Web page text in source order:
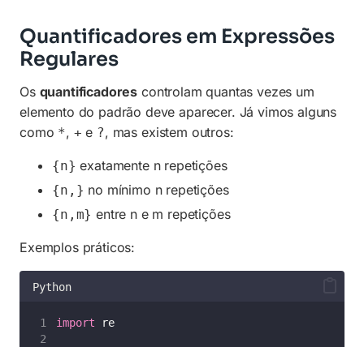
Quantificadores em Expressões
Regulares
Os quantificadores controlam quantas vezes um
elemento do padrão deve aparecer. Já vimos alguns
como *, + e ?, mas existem outros:
{n} exatamente n repetições
{n,} no mínimo n repetições
{n,m} entre n e m repetições
Exemplos práticos:
Python
import re